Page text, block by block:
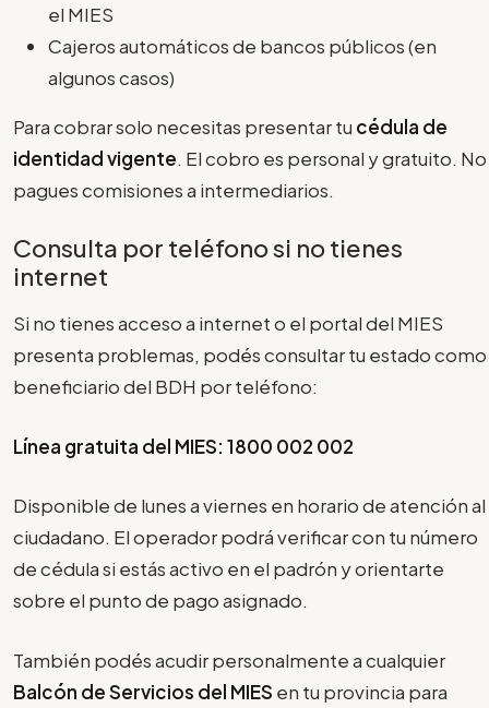
el MIES
Cajeros automáticos de bancos públicos (en
algunos casos)
Para cobrar solo necesitas presentar tu cédula de
identidad vigente. El cobro es personal y gratuito. No
pagues comisiones a intermediarios.
Consulta por teléfono si no tienes
internet
Si no tienes acceso a internet o el portal del MIES
presenta problemas, podés consultar tu estado como
beneficiario del BDH por teléfono:
Línea gratuita del MIES: 1800 002 002
Disponible de lunes a viernes en horario de atención al
ciudadano. El operador podrá verificar con tu número
de cédula si estás activo en el padrón y orientarte
sobre el punto de pago asignado.
También podés acudir personalmente a cualquier
Balcón de Servicios del MIES en tu provincia para